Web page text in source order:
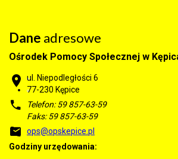
Dane adresowe
Ośrodek Pomocy Społecznej w
ul. Niepodległości 6
77-230 Kępice
Telefon: 59 857-63-59
Faks: 59 857-63-59
ops@opskepice.pl
Godziny urzędowania: